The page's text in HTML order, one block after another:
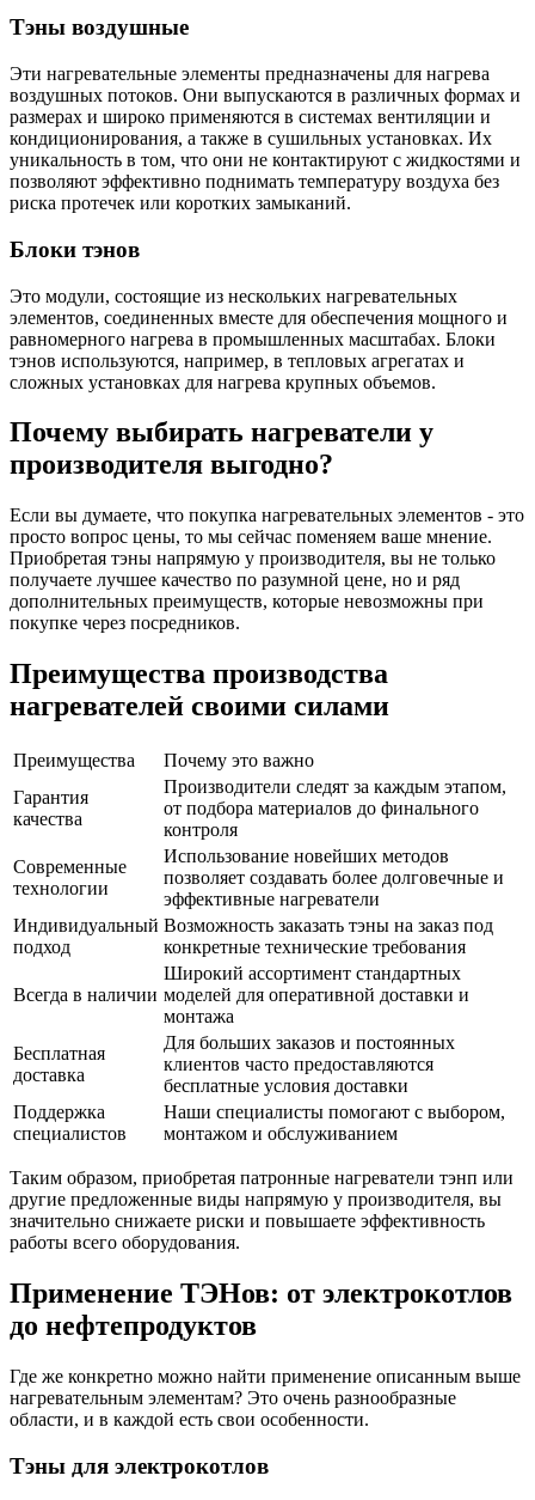
Тэны воздушные
Эти нагревательные элементы предназначены для нагрева
воздушных потоков. Они выпускаются в различных формах и
размерах и широко применяются в системах вентиляции и
кондиционирования, а также в сушильных установках. Их
уникальность в том, что они не контактируют с жидкостями и
позволяют эффективно поднимать температуру воздуха без
риска протечек или коротких замыканий.
Блоки тэнов
Это модули, состоящие из нескольких нагревательных
элементов, соединенных вместе для обеспечения мощного и
равномерного нагрева в промышленных масштабах. Блоки
тэнов используются, например, в тепловых агрегатах и
сложных установках для нагрева крупных объемов.
Почему выбирать нагреватели у
производителя выгодно?
Если вы думаете, что покупка нагревательных элементов - это
просто вопрос цены, то мы сейчас поменяем ваше мнение.
Приобретая тэны напрямую у производителя, вы не только
получаете лучшее качество по разумной цене, но и ряд
дополнительных преимуществ, которые невозможны при
покупке через посредников.
Преимущества производства
нагревателей своими силами
Преимущества
Почему это важно
Гарантия
качества
Производители следят за каждым этапом,
от подбора материалов до финального
контроля
Современные
технологии
Использование новейших методов
позволяет создавать более долговечные и
эффективные нагреватели
Индивидуальный
подход
Возможность заказать тэны на заказ под
конкретные технические требования
Всегда в наличии
Широкий ассортимент стандартных
моделей для оперативной доставки и
монтажа
Бесплатная
доставка
Для больших заказов и постоянных
клиентов часто предоставляются
бесплатные условия доставки
Поддержка
специалистов
Наши специалисты помогают с выбором,
монтажом и обслуживанием
Таким образом, приобретая патронные нагреватели тэнп или
другие предложенные виды напрямую у производителя, вы
значительно снижаете риски и повышаете эффективность
работы всего оборудования.
Применение ТЭНов: от электрокотлов
до нефтепродуктов
Где же конкретно можно найти применение описанным выше
нагревательным элементам? Это очень разнообразные
области, и в каждой есть свои особенности.
Тэны для электрокотлов